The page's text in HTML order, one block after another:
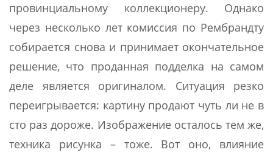
провинциальному коллекционеру. Однако
через несколько лет комиссия по Рембрандту
собирается снова и принимает окончательное
решение, что проданная подделка на самом
деле является оригиналом. Ситуация резко
переигрывается: картину продают чуть ли не в
сто раз дороже. Изображение осталось тем же,
техника рисунка – тоже. Вот оно, влияние